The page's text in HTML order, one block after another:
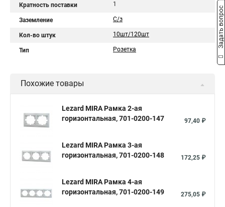
Кратность поставки 1
Заземление С/з
Кол-во штук 10шт/120шт
Тип Розетка
Похожие товары
Lezard MIRA Рамка 2-ая
горизонтальная, 701-0200-147
97,40 ₽
Lezard MIRA Рамка 3-ая
горизонтальная, 701-0200-148
172,25 ₽
Lezard MIRA Рамка 4-ая
горизонтальная, 701-0200-149
275,05 ₽
Задать вопрос